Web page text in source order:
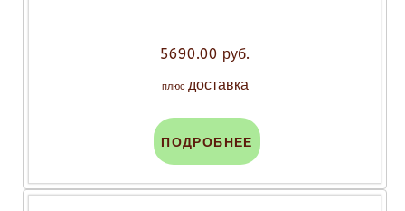
5690.00 руб.
плюс доставка
ПОДРОБНЕЕ